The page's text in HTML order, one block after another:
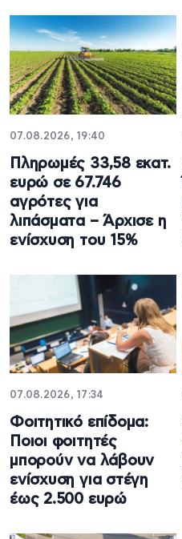
07.08.2026, 19:40
Πληρωμές 33,58 εκατ.
ευρώ σε 67.746
αγρότες για
λιπάσματα – Άρχισε η
ενίσχυση του 15%
07.08.2026, 17:34
Φοιτητικό επίδομα:
Ποιοι φοιτητές
μπορούν να λάβουν
ενίσχυση για στέγη
έως 2.500 ευρώ